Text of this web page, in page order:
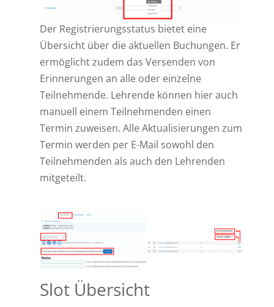
Der Registrierungsstatus bietet eine
Übersicht über die aktuellen Buchungen. Er
ermöglicht zudem das Versenden von
Erinnerungen an alle oder einzelne
Teilnehmende. Lehrende können hier auch
manuell einem Teilnehmenden einen
Termin zuweisen. Alle Aktualisierungen zum
Termin werden per E-Mail sowohl den
Teilnehmenden als auch den Lehrenden
mitgeteilt.
Slot Übersicht